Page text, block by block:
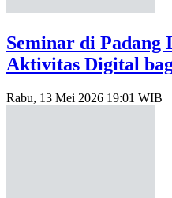
Seminar di Padang
Aktivitas Digital
Rabu, 13 Mei 2026 19:01 WIB